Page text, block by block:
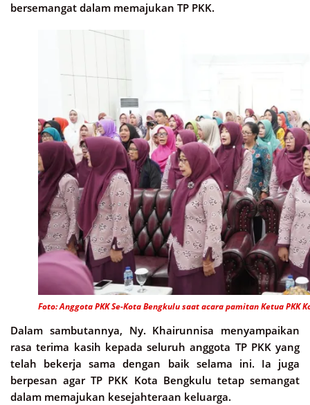
bersemangat dalam memajukan TP PKK.
Foto: Anggota PKK Se-Kota Bengkulu saat acara pamitan Ketua
Dalam sambutannya, Ny. Khairunnisa menyampaikan
rasa terima kasih kepada seluruh anggota TP PKK yang
telah bekerja sama dengan baik selama ini. Ia juga
berpesan agar TP PKK Kota Bengkulu tetap semangat
dalam memajukan kesejahteraan keluarga.